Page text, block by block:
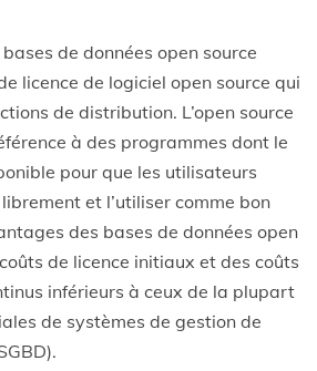
de données open source
licence de logiciel open source qui
de distribution. L’open source
à des programmes dont le
pour que les utilisateurs
et l’utiliser comme bon
des bases de données open
de licence initiaux et des coûts
inférieurs à ceux de la plupart
de systèmes de gestion de